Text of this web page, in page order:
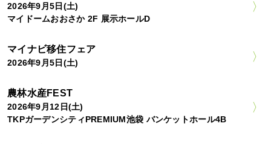
2026年9月5日(土)
マイドームおおさか 2F 展示ホールD
マイナビ移住フェア
2026年9月5日(土)
農林水産FEST
2026年9月12日(土)
TKPガーデンシティPREMIUM池袋 バンケットホール4B